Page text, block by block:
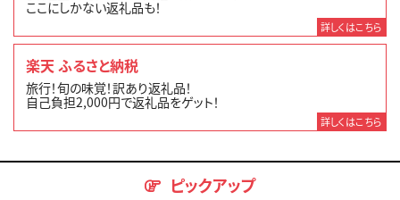
ここにしかない返礼品も！
詳しくはこちら
楽天 ふるさと納税
旅行！旬の味覚！訳あり返礼品！
自己負担2,000円で返礼品をゲット！
詳しくはこちら
ピックアップ